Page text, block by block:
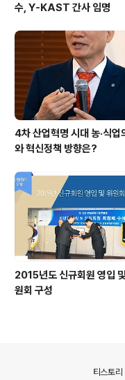
수, Y-KAST 간사 임명
4차 산업혁명 시대 농·식업
와 혁신정책 방향은?
2015년도 신규회원 영입
원회 구성
티스토리